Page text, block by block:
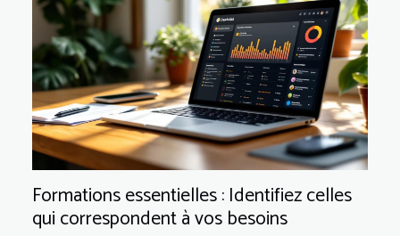
Formations essentielles : Identifiez celles
qui correspondent à vos besoins